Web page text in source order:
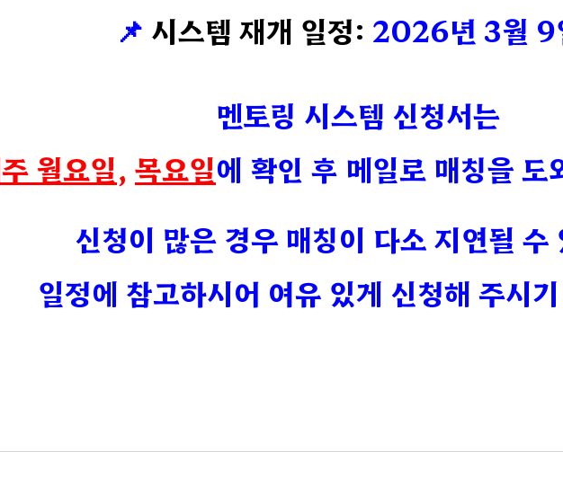
📌 시스템 재개 일정: 2026년 3월 9
멘토링 시스템 신청서는
월요일, 목요일에 확인 후 메일로 매칭을
신청이 많은 경우 매칭이 다소 지연될 수
일정에 참고하시어 여유 있게 신청해 주시